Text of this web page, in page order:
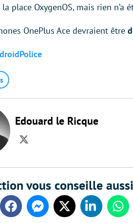
place OxygenOS, mais rien n’a
OnePlus Ace devraient être
Edouard le Ricque
Twitter
vous conseille
FacebookMessengerTwitter Linkedin